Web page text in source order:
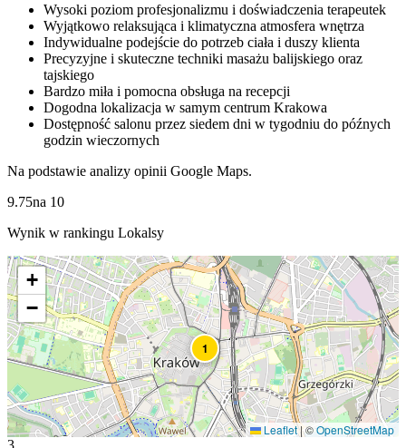
Wysoki poziom profesjonalizmu i doświadczenia terapeutek
Wyjątkowo relaksująca i klimatyczna atmosfera wnętrza
Indywidualne podejście do potrzeb ciała i duszy klienta
Precyzyjne i skuteczne techniki masażu balijskiego oraz
tajskiego
Bardzo miła i pomocna obsługa na recepcji
Dogodna lokalizacja w samym centrum Krakowa
Dostępność salonu przez siedem dni w tygodniu do późnych
godzin wieczornych
Na podstawie analizy opinii Google Maps.
9.75na 10
Wynik w rankingu Lokalsy
1
+
−
Leaflet|©OpenStreetMap
3